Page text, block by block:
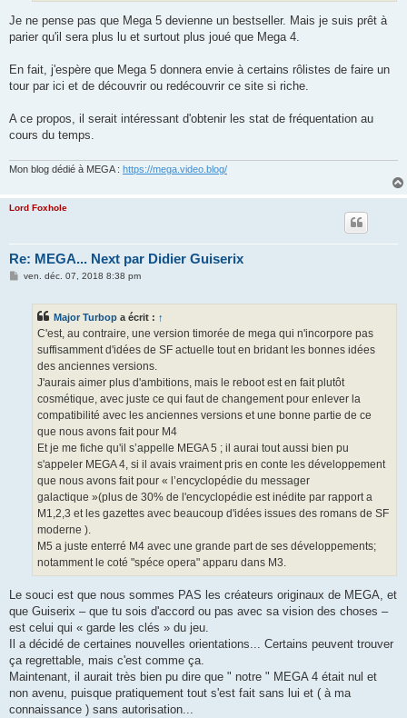
Je ne pense pas que Mega 5 devienne un bestseller. Mais je suis prêt à
parier qu'il sera plus lu et surtout plus joué que Mega 4.
En fait, j'espère que Mega 5 donnera envie à certains rôlistes de faire un
tour par ici et de découvrir ou redécouvrir ce site si riche.
A ce propos, il serait intéressant d'obtenir les stat de fréquentation au
cours du temps.
Mon blog dédié à MEGA : https://mega.video.blog/
Lord Foxhole
Re: MEGA... Next par Didier Guiserix
Mven. déc. 07, 2018 8:38 pm
Major Turbop a écrit : ↑
C'est, au contraire, une version timorée de mega qui n'incorpore pas
suffisamment d'idées de SF actuelle tout en bridant les bonnes idées
des anciennes versions.
J'aurais aimer plus d'ambitions, mais le reboot est en fait plutôt
cosmétique, avec juste ce qui faut de changement pour enlever la
compatibilité avec les anciennes versions et une bonne partie de ce
que nous avons fait pour M4
Et je me fiche qu'il s’appelle MEGA 5 ; il aurai tout aussi bien pu
s'appeler MEGA 4, si il avais vraiment pris en conte les développement
que nous avons fait pour « l’encyclopédie du messager
galactique »(plus de 30% de l'encyclopédie est inédite par rapport a
M1,2,3 et les gazettes avec beaucoup d'idées issues des romans de SF
moderne ).
M5 a juste enterré M4 avec une grande part de ses développements;
notamment le coté "spéce opera" apparu dans M3.
Le souci est que nous sommes PAS les créateurs originaux de MEGA, et
que Guiserix – que tu sois d'accord ou pas avec sa vision des choses –
est celui qui « garde les clés » du jeu.
Il a décidé de certaines nouvelles orientations... Certains peuvent trouver
ça regrettable, mais c'est comme ça.
Maintenant, il aurait très bien pu dire que " notre " MEGA 4 était nul et
non avenu, puisque pratiquement tout s'est fait sans lui et ( à ma
connaissance ) sans autorisation...